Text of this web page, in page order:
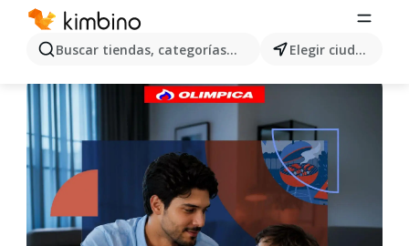
Buscar tiendas, categorías, productos... Elegir ciudad